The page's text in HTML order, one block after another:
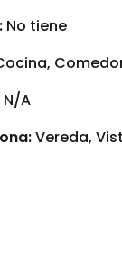
No tiene
N/A
Vereda,